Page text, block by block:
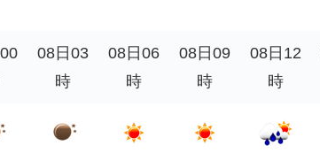
08日03
時
08日06
時
08日09
時
08日12
時